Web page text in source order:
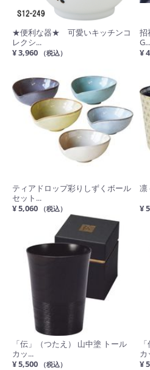
★便利な器★ 可愛いキッチンコ
レクシ...
¥ 3,960
（税込）
招
G...
¥
ティアドロップ彩りしずくボール
セット...
¥ 5,060
（税込）
凛
¥
「伝」（つたえ） 山中塗 トール
カッ...
¥ 5,500
（税込）
カ
¥